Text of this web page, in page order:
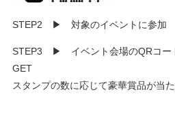
STEP2 ▶ 対象のイベントに参加
STEP3 ▶ イベント会場のQRコー
GET
スタンプの数に応じて豪華賞品が当